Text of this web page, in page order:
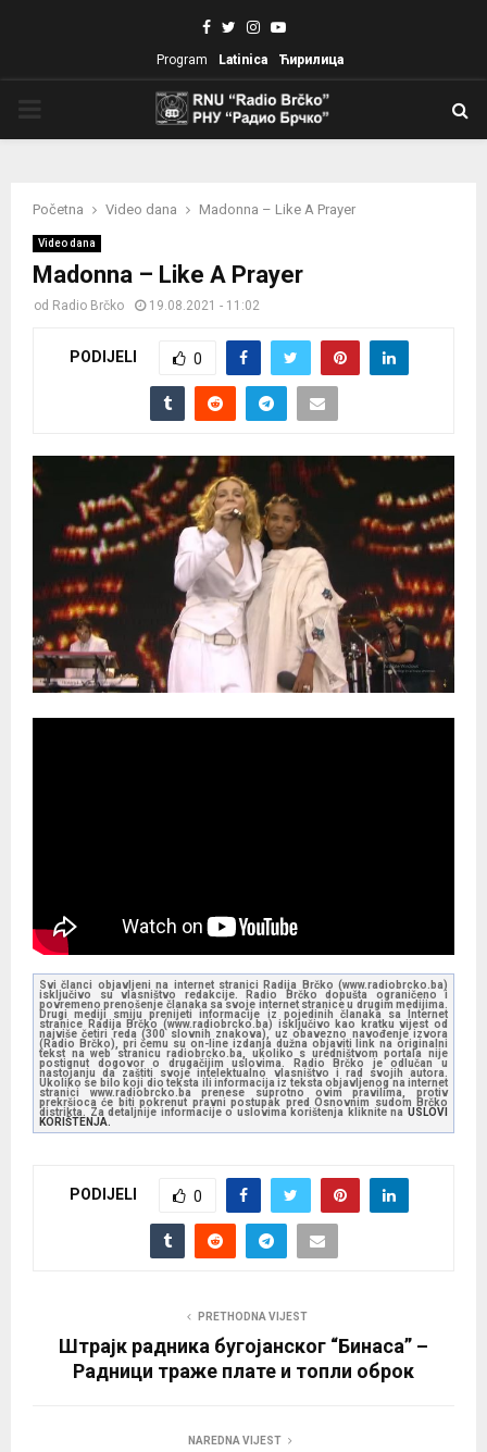
Facebook
TwitterInstagram
Youtube
Program Latinica Ћирилица
Početna Video dana Madonna – Like A Prayer
Video dana
Madonna – Like A Prayer
od Radio Brčko 19.08.2021 - 11:02
PODIJELI 0
Svi članci objavljeni na internet stranici Radija Brčko (www.radiobrcko.ba)
isključivo su vlasništvo redakcije. Radio Brčko dopušta ograničeno i
povremeno prenošenje članaka sa svoje internet stranice u drugim medijima.
Drugi mediji smiju prenijeti informacije iz pojedinih članaka sa Internet
stranice Radija Brčko (www.radiobrcko.ba) isključivo kao kratku vijest od
najviše četiri reda (300 slovnih znakova), uz obavezno navođenje izvora
(Radio Brčko), pri čemu su on-line izdanja dužna objaviti link na originalni
tekst na web stranicu radiobrcko.ba, ukoliko s uredništvom portala nije
postignut dogovor o drugačijim uslovima. Radio Brčko je odlučan u
nastojanju da zaštiti svoje intelektualno vlasništvo i rad svojih autora.
Ukoliko se bilo koji dio teksta ili informacija iz teksta objavljenog na internet
stranici www.radiobrcko.ba prenese suprotno ovim pravilima, protiv
prekršioca će biti pokrenut pravni postupak pred Osnovnim sudom Brčko
distrikta. Za detaljnije informacije o uslovima korištenja kliknite na USLOVI
KORIŠTENJA.
PODIJELI 0
PRETHODNA VIJEST
Штрајк радника бугојанског “Бинаса” –
Радници траже плате и топли оброк
NAREDNA VIJEST